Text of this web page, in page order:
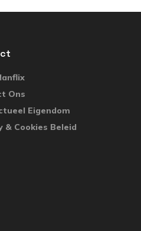
Ons
Eigendom
& Cookies Beleid